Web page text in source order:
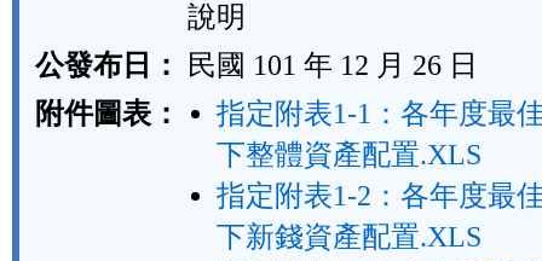
說明
公發布日：
民國 101 年 12 月 26 日
附件圖表：
指定附表1-1：各年度最
下整體資產配置.XLS
指定附表1-2：各年度最
下新錢資產配置.XLS